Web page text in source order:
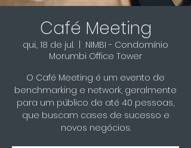
Café Meeting
qui., 18 de jul.
NIMBI - Condomínio
Morumbi Office Tower
O Café Meeting é um evento de
benchmarking e network, geralmente
para um público de até 40 pessoas,
que buscam cases de sucesso e
novos negócios.